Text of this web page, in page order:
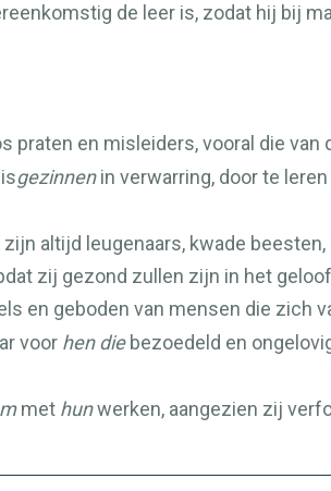
de leer is, zodat hij bij
praten en misleiders, vooral die van
gezinnenin verwarring, door te
altijd leugenaars, kwade beesten,
zij gezond zullen zijn in het
en geboden van mensen die zich
voor hen diebezoedeld en
met hunwerken, aangezien zij